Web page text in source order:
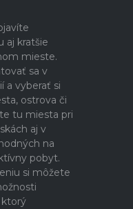
aj kratšie
mieste.
sa v
a vyberať si
ostrova či
tu miesta pri
aj v
na
pobyt.
si môžete
ktorý